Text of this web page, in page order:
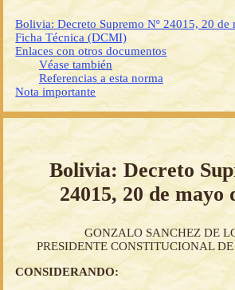
Bolivia: Decreto Supremo Nº 24015, 20 de
Ficha Técnica (DCMI)
Enlaces con otros documentos
Véase también
Referencias a esta norma
Nota importante
Bolivia: Decreto
24015, 20 de mayo
GONZALO SANCHEZ DE
PRESIDENTE CONSTITUCIONAL
CONSIDERANDO: